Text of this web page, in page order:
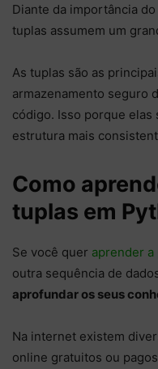
Diante da importância
tuplas assumem um
As tuplas são as
armazenamento seguro
código. Isso porque elas
estrutura mais
Como
tuplas em
Se você quer aprender a
outra sequência de
aprofundar os seus
Na internet existem
online gratuitos ou